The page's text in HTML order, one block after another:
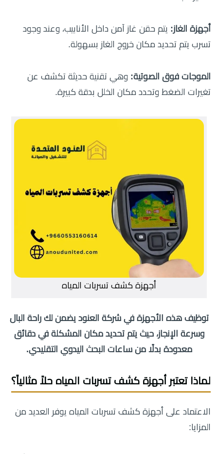
أجهزة الغاز: يتم حقن غاز آمن داخل الأنابيب، وعند وجود
تسرب يتم تحديد مكان خروج الغاز بسهولة.
الموجات فوق الصوتية: وهي تقنية حديثة تكشف عن
تغيرات الضغط وتحدد مكان الخلل بدقة كبيرة.
أجهزة كشف تسربات المياه
توظيف هذه الأجهزة في شركة العنود يضمن لك راحة البال
وسرعة الإنجاز، حيث يتم تحديد مكان المشكلة في دقائق
معدودة بدلًا من ساعات البحث اليدوي التقليدي.
لماذا تعتبر أجهزة كشف تسربات المياه حلاً مثالياً؟
الاعتماد على أجهزة كشف تسربات المياه يوفر العديد من
المزايا: